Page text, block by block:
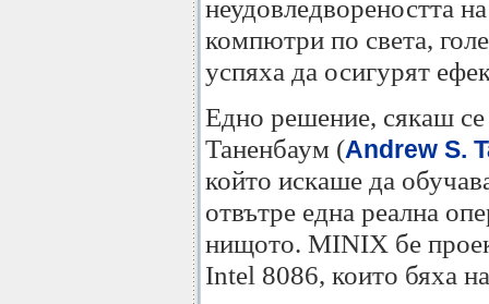
неудовледвореността
компютри по света,
успяха да осигурят
Едно решение, сякаш
Таненбаум (Andrew S.
който искаше да
отвътре една реална
нищото. MINIX бе
Intel 8086, които бяха